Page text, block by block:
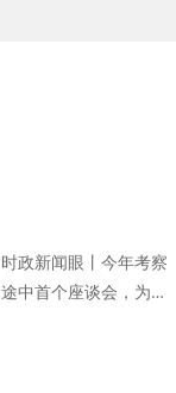
时政新闻眼丨​今年考察
途中首个座谈会，为何